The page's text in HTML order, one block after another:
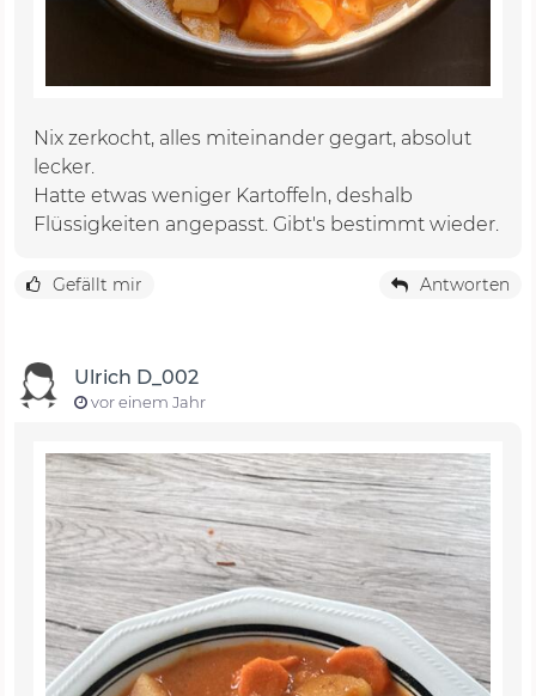
Nix zerkocht, alles miteinander gegart, absolut
lecker.
Hatte etwas weniger Kartoffeln, deshalb
Flüssigkeiten angepasst. Gibt's bestimmt wieder.
Gefällt mir Antworten
Ulrich D_002
vor einem Jahr